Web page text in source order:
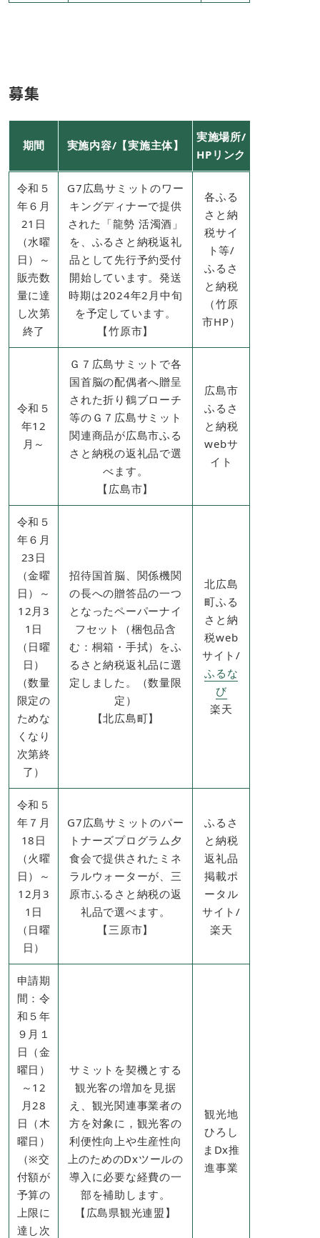
募集
期間 実施内容/【実施主体】
実施場所/
HPリンク
令和５
年６月
21日
（水曜
日）～
販売数
量に達
し次第
終了
G7広島サミットのワー
キングディナーで提供
された「龍勢 活濁酒」
を、ふるさと納税返礼
品として先行予約受付
開始しています。発送
時期は2024年2月中旬
を予定しています。​
【竹原市​】
各ふる
さと納
税サイ
ト等​/
ふるさ
と納税
（竹原
市HP）​
令和５
年12
月～
Ｇ７広島サミットで各
国首脳の配偶者へ贈呈
された折り鶴ブローチ
等のＧ７広島サミット
関連商品が広島市ふる
さと納税の返礼品で選
べます。
【広島市​】
広島市
ふるさ
と納税
webサ
イト
令和５
年６月
23日
（金曜
日）～
12月3
1日
（日曜
日）
（数量
限定の
ためな
くなり
次第終
了）​
招待国首脳、関係機関
の長への贈答品の一つ
となったペーパーナイ
フセット（梱包品含
む：桐箱・手拭）をふ
るさと納税返礼品に選
定しました。（数量限
定）
​【北広島町​】
北広島
町ふる
さと納
税web
サイト​/
ふるな
び
楽天
令和５
年７月
18日
（火曜
日）～
12月3
1日
（日曜
日）
G7広島サミットのパー
トナーズプログラム夕
食会で提供されたミネ
ラルウォーターが、三
原市ふるさと納税の返
礼品で選べます。
【三原市】
ふるさ
と納税
返礼品
掲載ポ
ータル
サイト/
楽天
申請期
間：令
和５年
９月１
日（金
曜日）
～12
月28
日（木
曜日）
（※交
付額が
予算の
上限に
達し次
サミットを契機とする
観光客の増加を見据
え、観光関連事業者の
方を対象に，観光客の
利便性向上や生産性向
上のためのDxツールの
導入に必要な経費の一
部を補助します。
【広島県観光連盟】
観光地
ひろし
まDx推
進事業